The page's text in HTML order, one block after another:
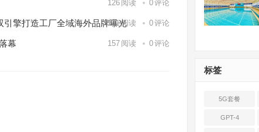
126 阅读 0评论
擎打造工厂全域海外品牌曝光
141阅读 0评论
幕 157 阅读 0评论
标签
5G套餐
GPT-4